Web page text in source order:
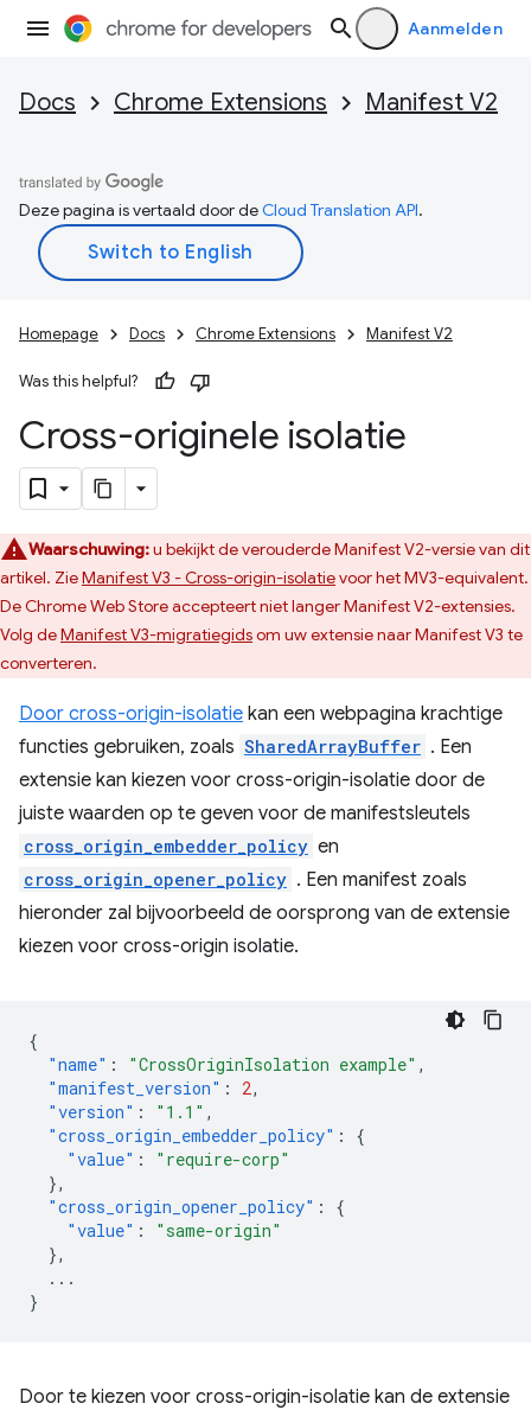
Aanmelden
Docs Chrome Extensions Manifest V2
Deze pagina is vertaald door deCloud Translation API.
Homepage Docs Chrome Extensions Manifest V2
Was this helpful?
Cross-originele isolatie
Waarschuwing:u bekijkt de verouderde Manifest V2-versie van dit
artikel. ZieManifest V3 - Cross-origin-isolatievoor het MV3-equivalent.
De Chrome Web Store accepteert niet langer Manifest V2-extensies.
Volg deManifest V3-migratiegidsom uw extensie naar Manifest V3 te
converteren.
Door cross-origin-isolatie kan een webpagina krachtige
functies gebruiken, zoals SharedArrayBuffer . Een
extensie kan kiezen voor cross-origin-isolatie door de
juiste waarden op te geven voor de manifestsleutels
cross_origin_embedder_policy en
cross_origin_opener_policy . Een manifest zoals
hieronder zal bijvoorbeeld de oorsprong van de extensie
kiezen voor cross-origin isolatie.
{
"name" : "CrossOriginIsolation example" ,
"manifest_version" : 2,
"version" : "1.1" ,
"cross_origin_embedder_policy" :
{
"value" :
"require-corp"
},
"cross_origin_opener_policy" :
{
"value" :
"same-origin"
},
...
}
Door te kiezen voor cross-origin-isolatie kan de extensie